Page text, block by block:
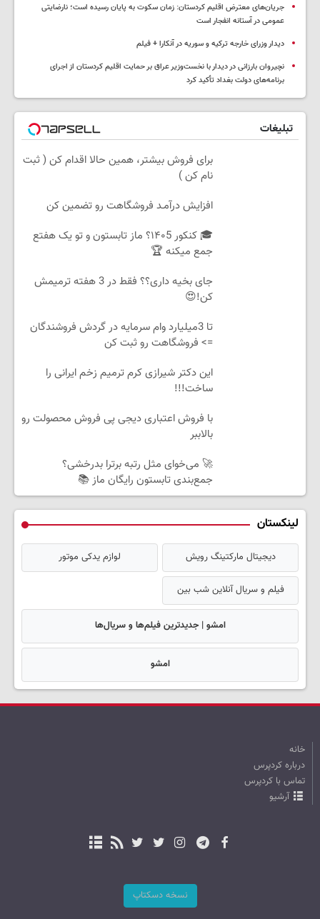
جریان‌های معترض اقلیم کردستان: زمان سکوت به پایان رسیده است؛ نارضایتی
عمومی در آستانه انفجار است
دیدار وزرای خارجه ترکیه و سوریه در آنکارا + فیلم
نچیروان بارزانی در دیدار با نخست‌وزیر عراق بر حمایت اقلیم کردستان از اجرای
برنامه‌های دولت بغداد تأکید کرد
تبلیغات
برای فروش بیشتر، همین حالا اقدام کن ( ثبت
نام کن )
افزایش درآمـد فروشگاهت رو تضمین کن
🎓 کنکور ۱۴۰5؟ ماز تابستون و تو یک هفتع
جمع میکنه 🏆
جای بخیه داری؟؟ فقط در 3 هفته ترمیمش
کن!😍
تا 3میلیارد وام سرمایه در گردش فروشندگان
=> فروشگاهت رو ثبت کن
این دکتر شیرازی کرم ترمیم زخم ایرانی را
ساخت!!!
با فروش اعتباری دیجی پی فروش محصولت رو
بالاببر
🚀 می‌خوای مثل رتبه برترا بدرخشی؟
جمع‌بندی تابستون رایگان ماز 📚
لینکستان
دیجیتال مارکتینگ رویش لوازم یدکی موتور
فیلم و سریال آنلاین شب بین
امشو | جدیدترین فیلم‌ها و سریال‌ها
امشو
خانه
درباره کردپرس
تماس با کردپرس
آرشیو
نسخه دسکتاپ